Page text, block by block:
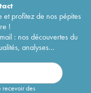
profitez de nos pépites
!
: nos découvertes du
analyses...
recevoir des